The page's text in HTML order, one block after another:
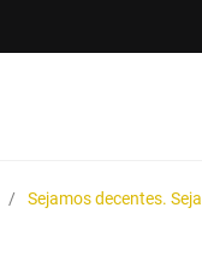
Sejamos decentes.